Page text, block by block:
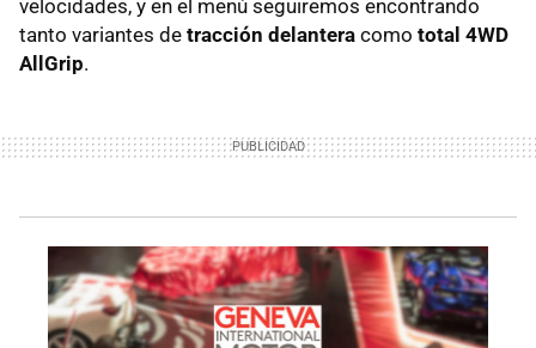
velocidades, y en el menú seguiremos encontrando
tanto variantes de tracción delantera como total 4WD
AllGrip.